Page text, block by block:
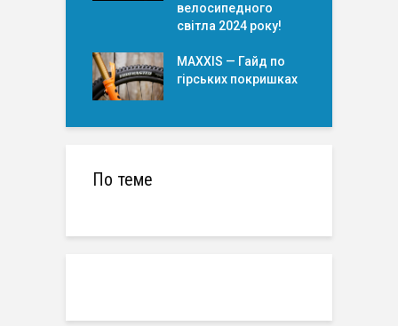
велосипедного
світла 2024 року!
MAXXIS — Гайд по
гірських покришкаx
По теме